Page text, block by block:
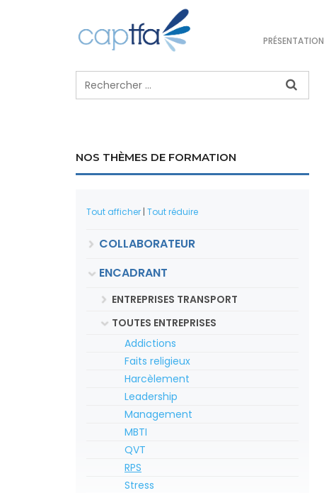
PRÉSENTATION
NOS THÈMES DE FORMATION
Tout afficher | Tout réduire
COLLABORATEUR
ENCADRANT
ENTREPRISES TRANSPORT
TOUTES ENTREPRISES
Addictions
Faits religieux
Harcèlement
Leadership
Management
MBTI
QVT
RPS
Stress